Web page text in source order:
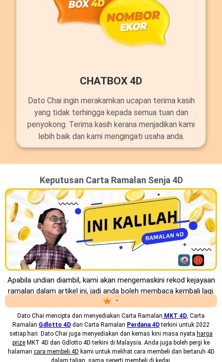
CHATBOX 4D
Dato Chai ingin merakamkan ucapan terima kasih
yang tidak terhingga kepada semua tuan dan
penyokong. Terima kasih kerana menjadikan kami
lebih baik dan kami mengingati usaha anda.
Keputusan Carta Ramalan Senja 4D
Apabila undian diambil, kami akan mengemaskini rekod kejayaan
ramalan dalam artikel ini, jadi anda boleh membaca kembali lagi.
-
Dato Chai mencipta dan menyediakan Carta Ramalan MKT 4D , Carta
Ramalan Gdlotto 4D dan Carta Ramalan Perdana 4Dterkini untuk 2022
setiap hari. Dato Chai juga menyediakan dan kemas kini masa nyata harga
prize MKT 4D dan Gdlotto 4D terkini di Malaysia. Anda juga boleh pergi ke
halaman cara membeli 4D kami untuk melihat cara membeli dan bertaruh 4D
dalam talian, sama seperti membeli di kedai.